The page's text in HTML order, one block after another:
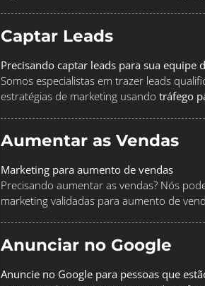
Captar Leads
Precisando captar leads para sua equipe
Somos especialistas em trazer leads
estratégias de marketing usando tráfego
Aumentar as Vendas
Marketing para aumento de vendas
Precisando aumentar as vendas? Nós
marketing validadas para aumento de
Anunciar no Google
Anuncie no Google para pessoas que